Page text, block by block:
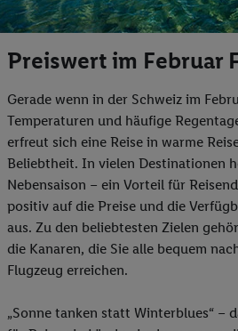
Preiswert im Februar
Gerade wenn in der Schweiz im
Temperaturen und häufige
erfreut sich eine Reise in warme
Beliebtheit. In vielen Destinationen
Nebensaison – ein Vorteil für
positiv auf die Preise und die
aus. Zu den beliebtesten Zielen
die Kanaren, die Sie alle bequem
Flugzeug erreichen.
„Sonne tanken statt Winterblues“ –